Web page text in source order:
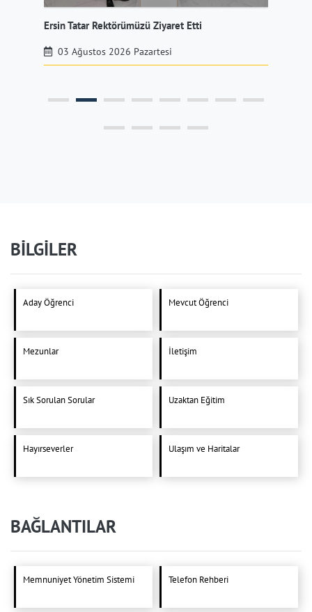
Ersin Tatar Rektörümüzü Ziyaret Etti
03 Ağustos 2026 Pazartesi
BİLGİLER
Aday Öğrenci Mevcut Öğrenci
Mezunlar İletişim
Sık Sorulan Sorular Uzaktan Eğitim
Hayırseverler Ulaşım ve Haritalar
BAĞLANTILAR
Memnuniyet Yönetim Sistemi Telefon Rehberi